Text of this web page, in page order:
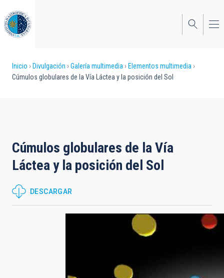
al
contenido
principal
Sobrescribir
enlaces
a
la
navegación
Inicio Divulgación Galería multimedia
Elementos multimedia
Cúmulos globulares de la Vía Láctea y la posición del Sol
Cúmulos globulares de la Vía
Láctea y la posición del Sol
DESCARGAR